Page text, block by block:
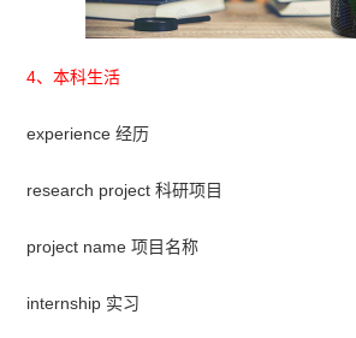
4、本科生活
experience 经历
research project 科研项目
project name 项目名称
internship 实习